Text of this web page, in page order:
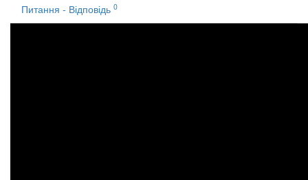
Питання - Відповідь 0